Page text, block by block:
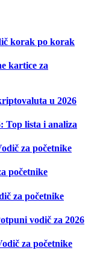
korak po korak
kartice za
u 2026
Top lista i analiza
za početnike
početnike
za početnike
vodič za 2026
za početnike